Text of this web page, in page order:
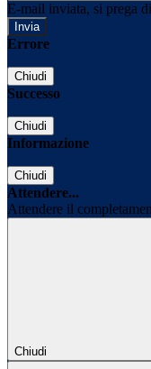
E-mail inviata, si prega
Errore
Chiudi
Successo
Chiudi
Informazione
Chiudi
Attendere...
Attendere il
Chiudi